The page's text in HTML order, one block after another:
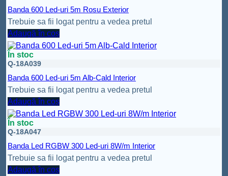
Banda 600 Led-uri 5m Rosu Exterior
Trebuie sa fii logat pentru a vedea pretul
Adaugă în coș
În stoc
Q-18A039
Banda 600 Led-uri 5m Alb-Cald Interior
Trebuie sa fii logat pentru a vedea pretul
Adaugă în coș
În stoc
Q-18A047
Banda Led RGBW 300 Led-uri 8W/m Interior
Trebuie sa fii logat pentru a vedea pretul
Adaugă în coș